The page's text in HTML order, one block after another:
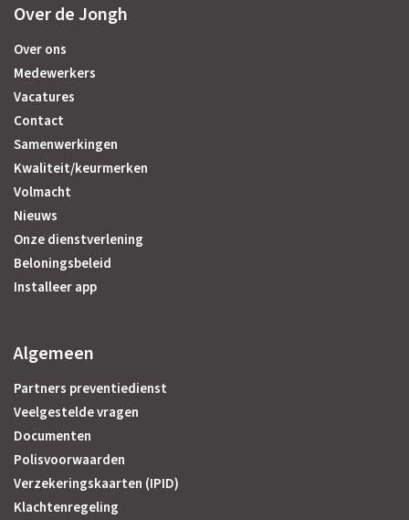
Over de Jongh
Over ons
Medewerkers
Vacatures
Contact
Samenwerkingen
Kwaliteit/keurmerken
Volmacht
Nieuws
Onze dienstverlening
Beloningsbeleid
Installeer app
Algemeen
Partners preventiedienst
Veelgestelde vragen
Documenten
Polisvoorwaarden
Verzekeringskaarten (IPID)
Klachtenregeling